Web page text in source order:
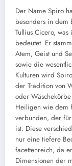
Der Name Spiro
besonders in dem
Tullius Cicero,
bedeutet. Er
Atem, Geist und
sowie die
Kulturen wird
der Tradition von
oder
Heiligen wie dem
verbunden, der
ist. Diese
nur eine tiefere
facettenreich, da
Dimensionen der